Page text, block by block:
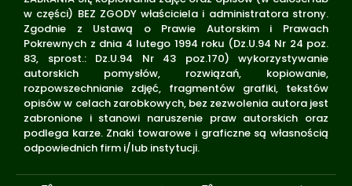
w części) BEZ ZGODY właściciela i administratora strony.
Zgodnie z Ustawą o Prawie Autorskim i Prawach
Pokrewnych z dnia 4 lutego 1994 roku (Dz.U.94 Nr 24 poz.
83, sprost.: Dz.U.94 Nr 43 poz.170) wykorzystywanie
autorskich pomysłów, rozwiązań, kopiowanie,
rozpowszechnianie zdjęć, fragmentów grafiki, tekstów
opisów w celach zarobkowych, bez zezwolenia autora jest
zabronione i stanowi naruszenie praw autorskich oraz
podlega karze. Znaki towarowe i graficzne są własnością
odpowiednich firm i/lub instytucji.